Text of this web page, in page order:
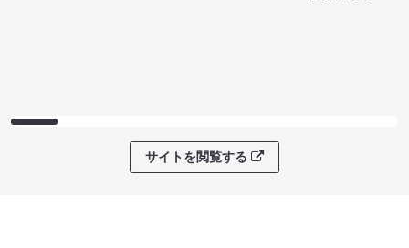
サイトを閲覧する